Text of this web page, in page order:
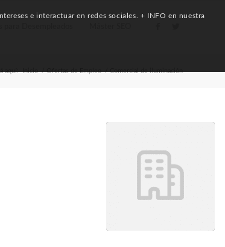
aquí: Inicio / Ofertas de Empleo / Comercial de iluminación
e interactuar en redes sociales. + INFO en nuestra